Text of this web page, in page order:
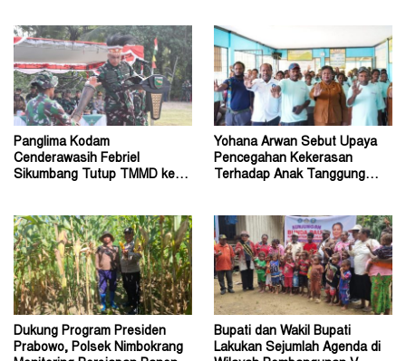
Panglima Kodam
Cenderawasih Febriel
Sikumbang Tutup TMMD ke-
Yohana Arwan Sebut Upaya
Pencegahan Kekerasan
Terhadap Anak Tanggung
Dukung Program Presiden
Prabowo, Polsek Nimbokrang
Bupati dan Wakil Bupati
Lakukan Sejumlah Agenda di